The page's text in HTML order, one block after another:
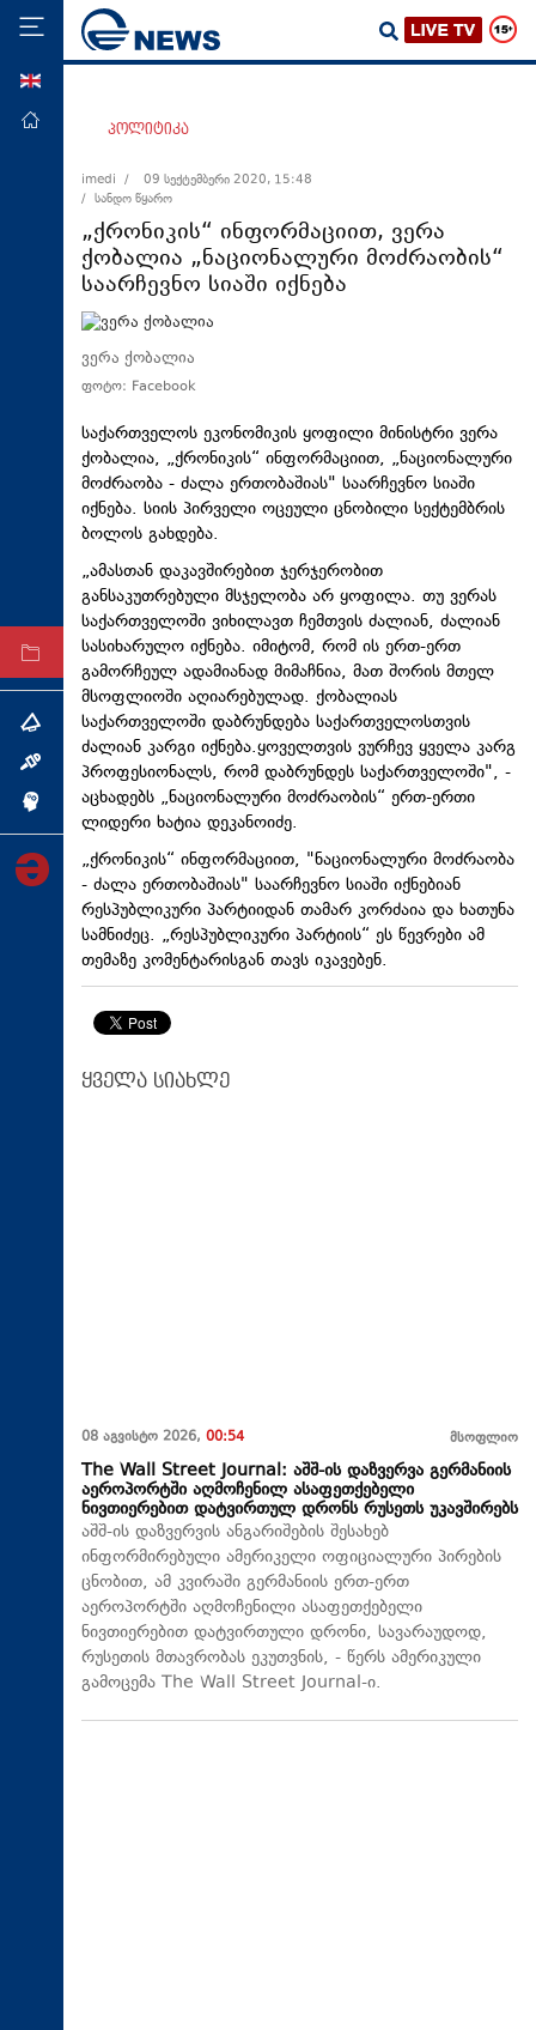
მთავარი
ეკონომიკა
მსოფლიო
ჯანდაცვა
საზოგადოება
სამართალი
რეგიონი
კულტურა
სპორტი
ტაბლოიდი
არქივი
თემა
ინტერვიუ
ინქვიზიცია
პოლიტიკა
imedi /
09 სექტემბერი 2020, 15:48
/ სანდო წყარო
„ქრონიკის“ ინფორმაციით, ვერა
ქობალია „ნაციონალური მოძრაობის“
საარჩევნო სიაში იქნება
ვერა ქობალია
ფოტო: Facebook
საქართველოს ეკონომიკის ყოფილი მინისტრი ვერა
ქობალია, „ქრონიკის“ ინფორმაციით, „ნაციონალური
მოძრაობა - ძალა ერთობაშიას" საარჩევნო სიაში
იქნება. სიის პირველი ოცეული ცნობილი სექტემბრის
ბოლოს გახდება.
„ამასთან დაკავშირებით ჯერჯერობით
განსაკუთრებული მსჯელობა არ ყოფილა. თუ ვერას
საქართველოში ვიხილავთ ჩემთვის ძალიან, ძალიან
სასიხარულო იქნება. იმიტომ, რომ ის ერთ-ერთ
გამორჩეულ ადამიანად მიმაჩნია, მათ შორის მთელ
მსოფლიოში აღიარებულად. ქობალიას
საქართველოში დაბრუნდება საქართველოსთვის
ძალიან კარგი იქნება.ყოველთვის ვურჩევ ყველა კარგ
პროფესიონალს, რომ დაბრუნდეს საქართველოში", -
აცხადებს „ნაციონალური მოძრაობის“ ერთ-ერთი
ლიდერი ხატია დეკანოიძე.
„ქრონიკის“ ინფორმაციით, "ნაციონალური მოძრაობა
- ძალა ერთობაშიას" საარჩევნო სიაში იქნებიან
რესპუბლიკური პარტიიდან თამარ კორძაია და ხათუნა
სამნიძეც. „რესპუბლიკური პარტიის“ ეს წევრები ამ
თემაზე კომენტარისგან თავს იკავებენ.
ყველა სიახლე
08 აგვისტო 2026, 00:54 მსოფლიო
The Wall Street Journal: აშშ-ის დაზვერვა გერმანიის
აეროპორტში აღმოჩენილ ასაფეთქებელი
ნივთიერებით დატვირთულ დრონს რუსეთს უკავშირებს
აშშ-ის დაზვერვის ანგარიშების შესახებ
ინფორმირებული ამერიკელი ოფიციალური პირების
ცნობით, ამ კვირაში გერმანიის ერთ-ერთ
აეროპორტში აღმოჩენილი ასაფეთქებელი
ნივთიერებით დატვირთული დრონი, სავარაუდოდ,
რუსეთის მთავრობას ეკუთვნის, - წერს ამერიკული
გამოცემა The Wall Street Journal-ი.